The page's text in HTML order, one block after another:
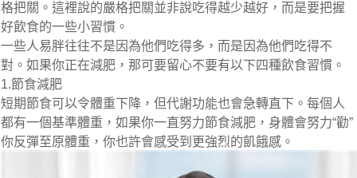
格把關。這裡說的嚴格把關並非說吃得越少越好，而是要把握
好飲食的一些小習慣。
一些人易胖往往不是因為他們吃得多，而是因為他們吃得不
對。如果你正在減肥，那可要留心不要有以下四種飲食習慣。
1.節食減肥
短期節食可以令體重下降，但代謝功能也會急轉直下。每個人
都有一個基準體重，如果你一直努力節食減肥，身體會努力“勸”
你反彈至原體重，你也許會感受到更強烈的飢餓感。